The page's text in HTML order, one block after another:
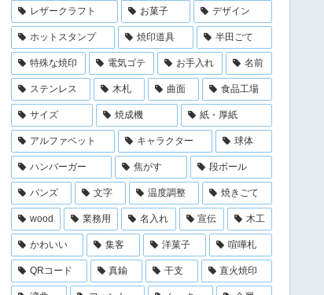
レザークラフト お菓子 デザイン
ホットスタンプ 焼印道具 半田ごて
特殊な焼印 電気ゴテ お手入れ 名前
ステンレス 木札 曲面 食品工場
サイズ 焼成機 紙・厚紙
アルファベット キャラクター 球体
ハンバーガー 焦がす 段ボール
バンズ 文字 温度調整 焼きごて
wood 業務用 名入れ 宣伝 木工
かわいい 集客 洋菓子 喧嘩札
QRコード 真鍮 干支 直火焼印